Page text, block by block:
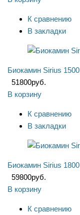
К сравнению
В закладки
Биокамин Sirius 1500
51800руб.
В корзину
К сравнению
В закладки
Биокамин Sirius 1800
59800руб.
В корзину
К сравнению